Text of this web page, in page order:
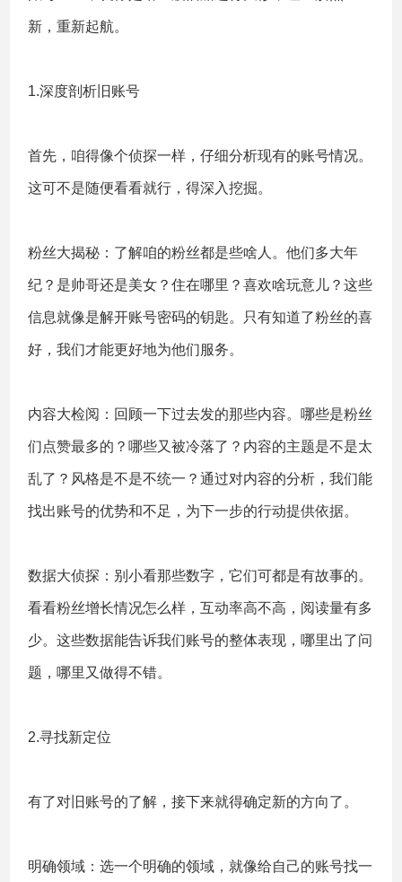
新，重新起航。
1.深度剖析旧账号
首先，咱得像个侦探一样，仔细分析现有的账号情况。
这可不是随便看看就行，得深入挖掘。
粉丝大揭秘：了解咱的粉丝都是些啥人。他们多大年
纪？是帅哥还是美女？住在哪里？喜欢啥玩意儿？这些
信息就像是解开账号密码的钥匙。只有知道了粉丝的喜
好，我们才能更好地为他们服务。
内容大检阅：回顾一下过去发的那些内容。哪些是粉丝
们点赞最多的？哪些又被冷落了？内容的主题是不是太
乱了？风格是不是不统一？通过对内容的分析，我们能
找出账号的优势和不足，为下一步的行动提供依据。
数据大侦探：别小看那些数字，它们可都是有故事的。
看看粉丝增长情况怎么样，互动率高不高，阅读量有多
少。这些数据能告诉我们账号的整体表现，哪里出了问
题，哪里又做得不错。
2.寻找新定位
有了对旧账号的了解，接下来就得确定新的方向了。
明确领域：选一个明确的领域，就像给自己的账号找一